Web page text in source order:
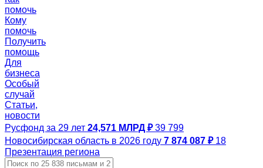
помочь
Кому
помочь
Получить
помощь
Для
бизнеса
Особый
случай
Статьи,
новости
Русфонд за 29 лет 24,571 МЛРД ₽ 39 799
Новосибирская область в 2026 году 7 874 087 ₽ 18
Презентация региона